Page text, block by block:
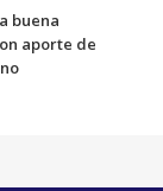
buena
aporte de